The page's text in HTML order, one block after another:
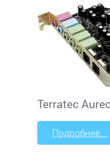
Terratec
Подробнее...